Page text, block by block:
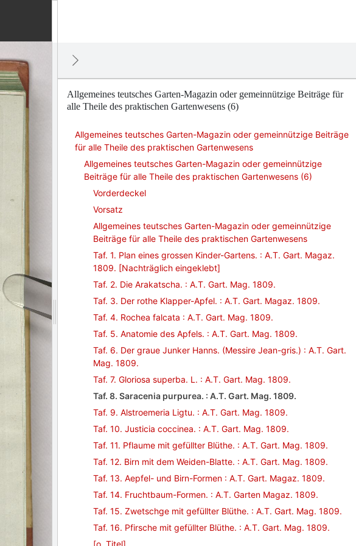
Allgemeines teutsches Garten-Magazin oder gemeinnützige Beiträge für
alle Theile des praktischen Gartenwesens (6)
Allgemeines teutsches Garten-Magazin oder gemeinnützige Beiträge
für alle Theile des praktischen Gartenwesens
Allgemeines teutsches Garten-Magazin oder gemeinnützige
Beiträge für alle Theile des praktischen Gartenwesens (6)
Vorderdeckel
Vorsatz
Allgemeines teutsches Garten-Magazin oder gemeinnützige
Beiträge für alle Theile des praktischen Gartenwesens
Taf. 1. Plan eines grossen Kinder-Gartens. : A.T. Gart. Magaz.
1809. [Nachträglich eingeklebt]
Taf. 2. Die Arakatscha. : A.T. Gart. Mag. 1809.
Taf. 3. Der rothe Klapper-Apfel. : A.T. Gart. Magaz. 1809.
Taf. 4. Rochea falcata : A.T. Gart. Mag. 1809.
Taf. 5. Anatomie des Apfels. : A.T. Gart. Mag. 1809.
Taf. 6. Der graue Junker Hanns. (Messire Jean-gris.) : A.T. Gart.
Mag. 1809.
Taf. 7. Gloriosa superba. L. : A.T. Gart. Mag. 1809.
Taf. 8. Saracenia purpurea. : A.T. Gart. Mag. 1809.
Taf. 9. Alstroemeria Ligtu. : A.T. Gart. Mag. 1809.
Taf. 10. Justicia coccinea. : A.T. Gart. Mag. 1809.
Taf. 11. Pflaume mit gefüllter Blüthe. : A.T. Gart. Mag. 1809.
Taf. 12. Birn mit dem Weiden-Blatte. : A.T. Gart. Mag. 1809.
Taf. 13. Aepfel- und Birn-Formen : A.T. Gart. Magaz. 1809.
Taf. 14. Fruchtbaum-Formen. : A.T. Garten Magaz. 1809.
Taf. 15. Zwetschge mit gefüllter Blüthe. : A.T. Gart. Mag. 1809.
Taf. 16. Pfirsche mit gefüllter Blüthe. : A.T. Gart. Mag. 1809.
[o. Titel]